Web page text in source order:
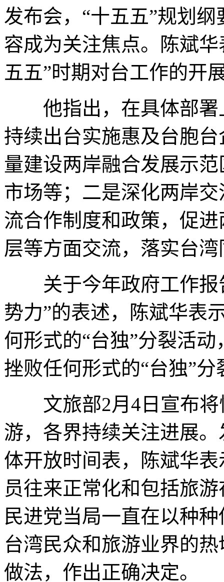
发布会，“十五五”规划
容成为关注焦点。陈斌
五五”时期对台工作的开
他指出，在具体部署
持续出台实施惠及台胞
量建设两岸融合发展示
市场等；二是深化两岸
流合作制度和政策，促
层等方面交流，落实台
关于今年政府工作报
势力”的表述，陈斌华表
何形式的“台独”分裂活
挫败任何形式的“台独”分
文旅部2月4日宣布将
游，各界持续关注进展
体开放时间表，陈斌华
员往来正常化和包括旅
民进党当局一直在以种
台湾民众和旅游业界的
做法，作出正确决定。